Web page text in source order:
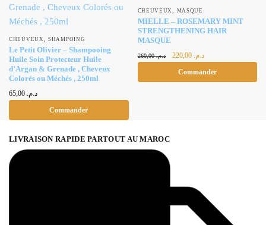
CHEUVEUX ,SHAMPOING
Le Petit Olivier – Shampooing
Huile Soin Protecteur Huile
d’Argan & Grenade , Cheveux
Colorés ou Méchés , 250ml
د.م.
Commander
CHEUVEUX, MASQUE
MIELLE – ROSEMARY MINT
STRENGTHENING HAIR
MASQUE
د.م.260,00
Le prix
initial était :
د.م. 260,00.
د.م. 220,00
actuel est :
Commander
LIVRAISON RAPIDE PARTOUT AU MAROC